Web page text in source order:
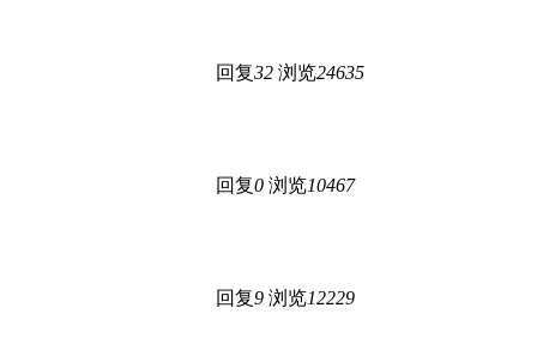
回复32 浏览24635
回复0 浏览10467
回复9 浏览12229